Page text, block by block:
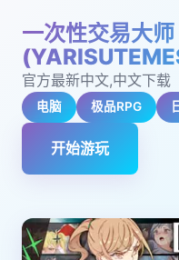
一次性交易大师
官方最新中文,中文下载
电脑 极品RPG
开始游玩